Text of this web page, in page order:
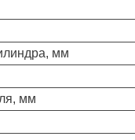
мм
мм